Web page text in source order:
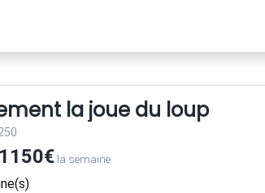
la joue du loup
1150€la semaine